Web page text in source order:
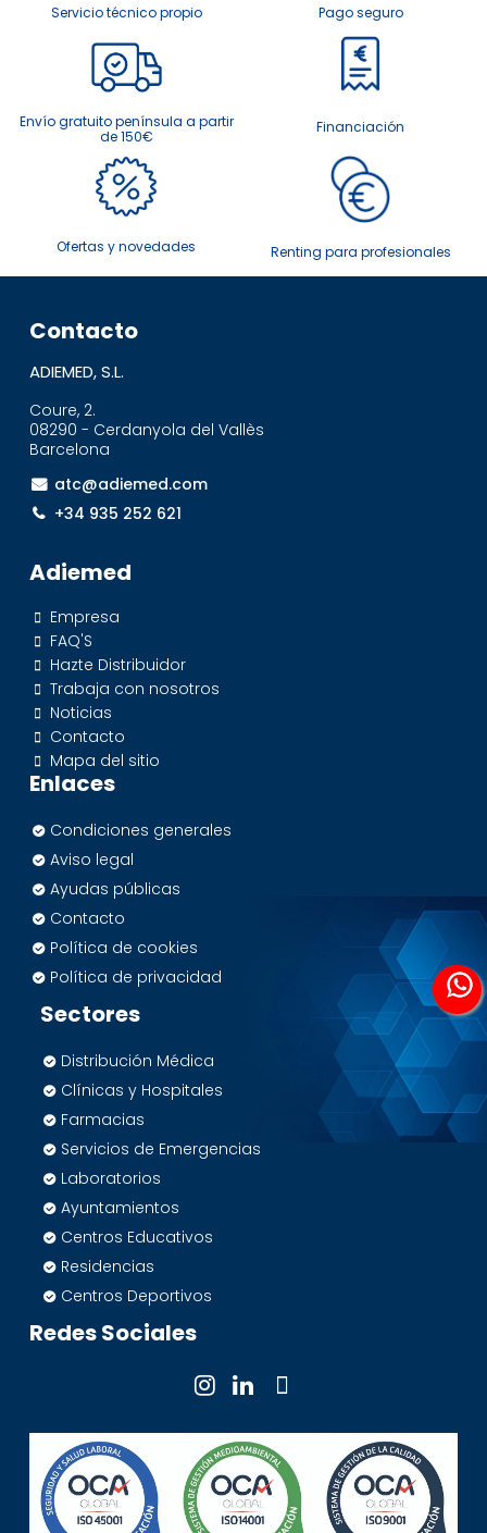
Servicio técnico propio Pago seguro
Envío gratuito península a partir
de 150€
Financiación
Ofertas y novedades Renting para profesionales
Contacto
ADIEMED, S.L.
Coure, 2.
08290 - Cerdanyola del Vallès
Barcelona
atc@adiemed.com
+34 935 252 621
Adiemed
Empresa
FAQ'S
Hazte Distribuidor
Trabaja con nosotros
Noticias
Contacto
Mapa del sitio
Enlaces
Condiciones generales
Aviso legal
Ayudas públicas
Contacto
Política de cookies
Política de privacidad
Sectores
Distribución Médica
Clínicas y Hospitales
Farmacias
Servicios de Emergencias
Laboratorios
Ayuntamientos
Centros Educativos
Residencias
Centros Deportivos
Redes Sociales